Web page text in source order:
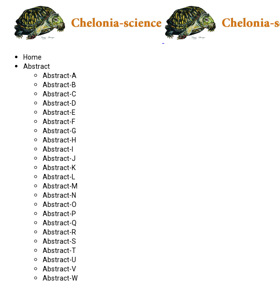
Home
Abstract
Abstract-A
Abstract-B
Abstract-C
Abstract-D
Abstract-E
Abstract-F
Abstract-G
Abstract-H
Abstract-I
Abstract-J
Abstract-K
Abstract-L
Abstract-M
Abstract-N
Abstract-O
Abstract-P
Abstract-Q
Abstract-R
Abstract-S
Abstract-T
Abstract-U
Abstract-V
Abstract-W